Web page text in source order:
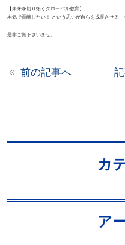
【未来を切り拓くグローバル教育】
本気で貢献したい！ という思いが自らを成長させ
是非ご覧下さいませ。
前の記事へ
カ
ア